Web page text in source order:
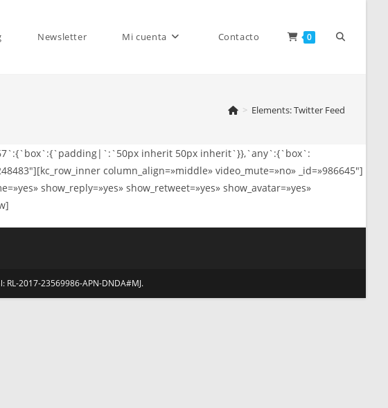
Newsletter Mi cuenta Contacto 0 Alternar
búsqueda
> Elements: Twitter Feed
inherit 50px inherit`}},`any`:{`box`:
column_align=»middle» video_mute=»no» _id=»986645″]
show_reply=»yes» show_retweet=»yes» show_avatar=»yes»
RL-2017-23569986-APN-DNDA#MJ.